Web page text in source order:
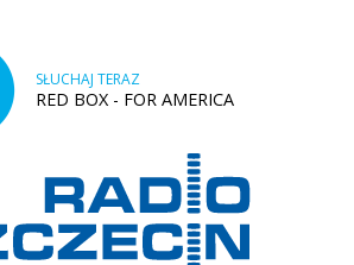
SŁUCHAJ TERAZ
RED BOX - FOR AMERICA